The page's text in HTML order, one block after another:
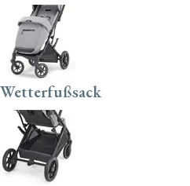
Wetterfußsack